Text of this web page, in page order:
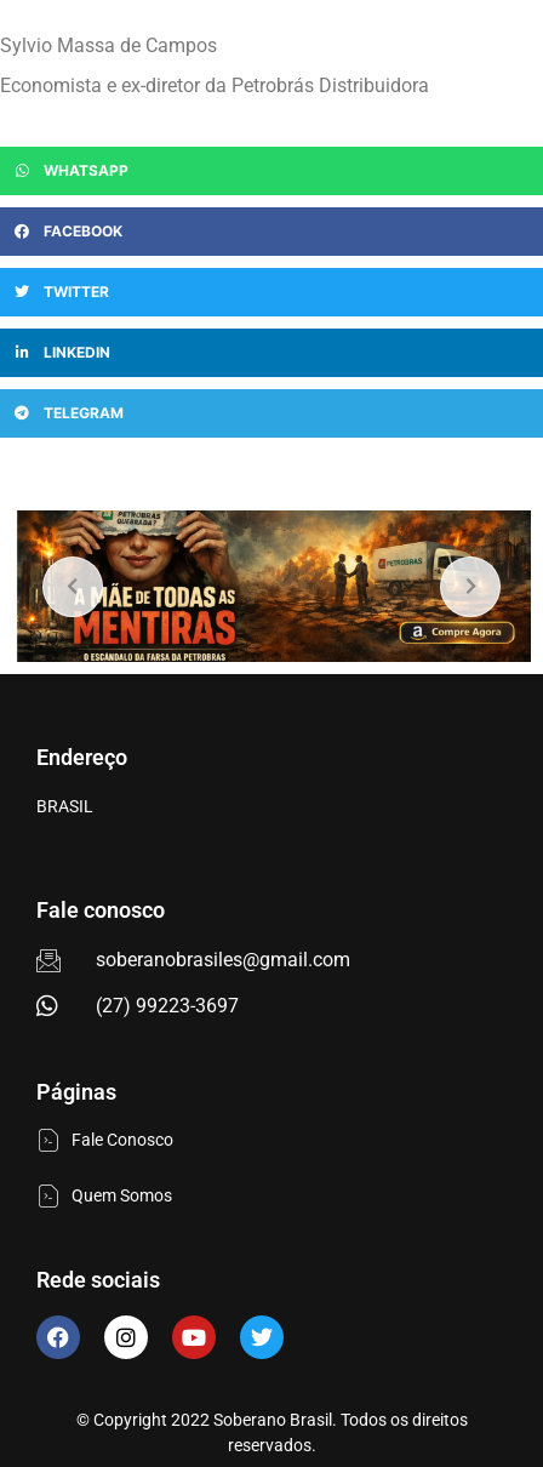
Sylvio Massa de Campos
Economista e ex-diretor da Petrobrás Distribuidora
WHATSAPP
FACEBOOK
TWITTER
LINKEDIN
TELEGRAM
Endereço
BRASIL
Fale conosco
soberanobrasiles@gmail.com
(27) 99223-3697
Páginas
Fale Conosco
Quem Somos
Rede sociais
© Copyright 2022 Soberano Brasil. Todos os direitos
reservados.